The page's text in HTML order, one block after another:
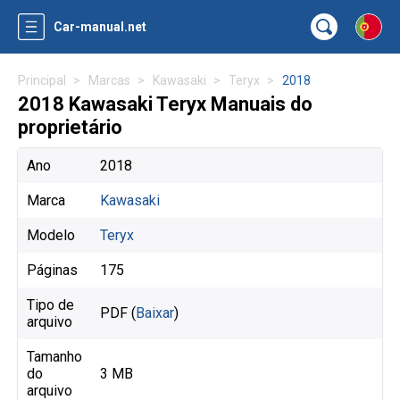
Car-manual.net
Principal Marcas Kawasaki Teryx 2018
2018 Kawasaki Teryx Manuais do
proprietário
Ano 2018
Marca Kawasaki
Modelo Teryx
Páginas 175
Tipo de
arquivo
PDF (Baixar)
Tamanho
do
arquivo
3 MB